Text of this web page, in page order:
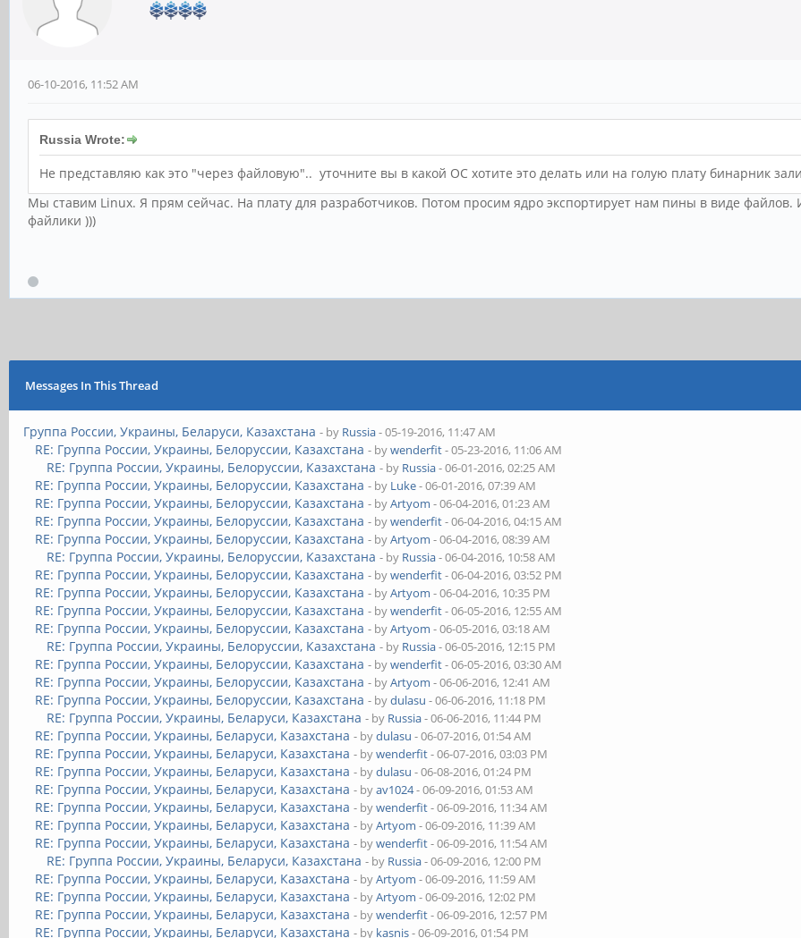
06-10-2016, 11:52 AM
Russia Wrote:
Не представляю как это "через файловую".. уточните вы в какой ОС хотите это делать или на голую плату бинарник
Мы ставим Linux. Я прям сейчас. На плату для разработчиков. Потом просим ядро экспортирует нам пины в виде
файлики )))
Messages In This Thread
Группа России, Украины, Беларуси, Казахстана - by Russia- 05-19-2016, 11:47 AM
RE: Группа России, Украины, Белоруссии, Казахстана - bywenderfit- 05-23-2016, 11:06 AM
RE: Группа России, Украины, Белоруссии, Казахстана - by Russia- 06-01-2016, 02:25 AM
RE: Группа России, Украины, Белоруссии, Казахстана - by Luke- 06-01-2016, 07:39 AM
RE: Группа России, Украины, Белоруссии, Казахстана - byArtyom - 06-04-2016, 01:23 AM
RE: Группа России, Украины, Белоруссии, Казахстана - bywenderfit- 06-04-2016, 04:15 AM
RE: Группа России, Украины, Белоруссии, Казахстана - byArtyom - 06-04-2016, 08:39 AM
RE: Группа России, Украины, Белоруссии, Казахстана - by Russia- 06-04-2016, 10:58 AM
RE: Группа России, Украины, Белоруссии, Казахстана - bywenderfit- 06-04-2016, 03:52 PM
RE: Группа России, Украины, Белоруссии, Казахстана - byArtyom - 06-04-2016, 10:35 PM
RE: Группа России, Украины, Белоруссии, Казахстана - bywenderfit- 06-05-2016, 12:55 AM
RE: Группа России, Украины, Белоруссии, Казахстана - byArtyom - 06-05-2016, 03:18 AM
RE: Группа России, Украины, Белоруссии, Казахстана - by Russia- 06-05-2016, 12:15 PM
RE: Группа России, Украины, Белоруссии, Казахстана - bywenderfit- 06-05-2016, 03:30 AM
RE: Группа России, Украины, Белоруссии, Казахстана - byArtyom - 06-06-2016, 12:41 AM
RE: Группа России, Украины, Белоруссии, Казахстана - bydulasu - 06-06-2016, 11:18 PM
RE: Группа России, Украины, Беларуси, Казахстана - by Russia- 06-06-2016, 11:44 PM
RE: Группа России, Украины, Беларуси, Казахстана - bydulasu - 06-07-2016, 01:54 AM
RE: Группа России, Украины, Беларуси, Казахстана - bywenderfit- 06-07-2016, 03:03 PM
RE: Группа России, Украины, Беларуси, Казахстана - bydulasu - 06-08-2016, 01:24 PM
RE: Группа России, Украины, Беларуси, Казахстана - byav1024- 06-09-2016, 01:53 AM
RE: Группа России, Украины, Беларуси, Казахстана - bywenderfit- 06-09-2016, 11:34 AM
RE: Группа России, Украины, Беларуси, Казахстана - byArtyom - 06-09-2016, 11:39 AM
RE: Группа России, Украины, Беларуси, Казахстана - bywenderfit- 06-09-2016, 11:54 AM
RE: Группа России, Украины, Беларуси, Казахстана - by Russia- 06-09-2016, 12:00 PM
RE: Группа России, Украины, Беларуси, Казахстана - byArtyom - 06-09-2016, 11:59 AM
RE: Группа России, Украины, Беларуси, Казахстана - byArtyom - 06-09-2016, 12:02 PM
RE: Группа России, Украины, Беларуси, Казахстана - bywenderfit- 06-09-2016, 12:57 PM
RE: Группа России, Украины, Беларуси, Казахстана - by kasnis- 06-09-2016, 01:54 PM